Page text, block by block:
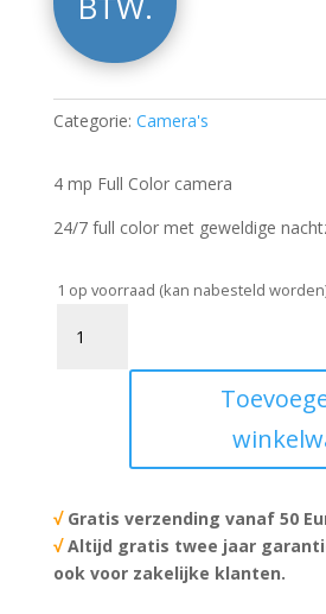
Categorie: Camera's
4 mp Full Color camera
24/7 full color met geweldige
1 op voorraad (kan nabesteld
aantal
√ Gratis verzending vanaf 50
√Altijd gratis twee jaar
ook voor zakelijke klanten.